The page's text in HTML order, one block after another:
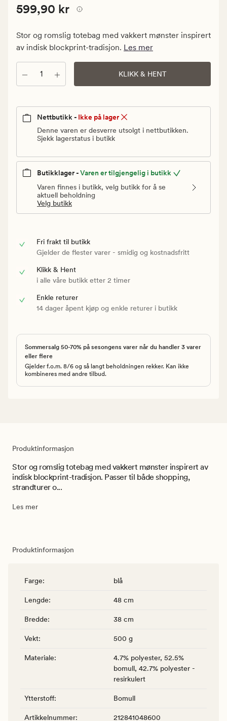
Pris
599,90
Vanlig
599,90
kr
Pris 599,90 kr
599,90 kr
Stor og romslig totebag med vakkert mønster inspirert
av indisk blockprint-tradisjon. Les mer
Antall KLIKK & HENT
Nettbutikk - Ikke på lager
Denne varen er desverre utsolgt i nettbutikken.
Sjekk lagerstatus i butikk
Butikklager -Varen er tilgjengelig i butikk
Varen finnes i butikk, velg butikk for å se
aktuell beholdning
Velg butikk
Fri frakt til butikk
Gjelder de flester varer - smidig og kostnadsfritt
Klikk & Hent
i alle våre butikk etter 2 timer
Enkle returer
14 dager åpent kjøp og enkle returer i butikk
Sommersalg 50-70% på sesongens varer når du handler 3 varer
eller flere
Gjelder f.o.m. 8/6 og så langt beholdningen rekker. Kan ikke
kombineres med andre tilbud.
Produktinformasjon
Stor og romslig totebag med vakkert mønster inspirert av
indisk blockprint-tradisjon. Passer til både shopping,
strandturer o...
Les mer
Produktinformasjon
Farge: blå
Lengde: 48 cm
Bredde: 38 cm
Vekt: 500 g
Materiale:
4.7% polyester, 52.5%
bomull, 42.7% polyester -
resirkulert
Ytterstoff: Bomull
Artikkelnummer: 212841048600